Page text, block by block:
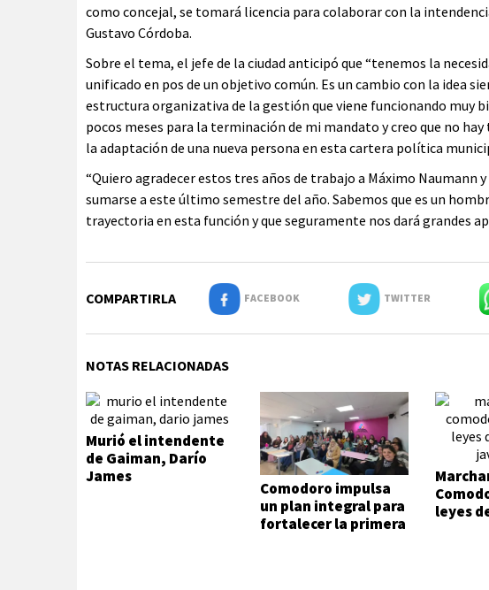
como concejal, se tomará licencia para colaborar con la
Gustavo Córdoba.
Sobre el tema, el jefe de la ciudad anticipó que “tenemos la
unificado en pos de un objetivo común. Es un cambio con la idea
estructura organizativa de la gestión que viene funcionando muy
pocos meses para la terminación de mi mandato y creo que no
la adaptación de una nueva persona en esta cartera política
“Quiero agradecer estos tres años de trabajo a Máximo Naumann
sumarse a este último semestre del año. Sabemos que es un
trayectoria en esta función y que seguramente nos dará grandes
COMPARTIRLA FACEBOOK TWITTER
NOTAS RELACIONADAS
Murió el intendente
de Gaiman, Darío
James
Comodoro impulsa
un plan integral para
fortalecer la primera
leyes